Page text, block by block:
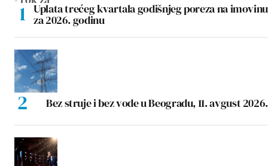
Uplata trećeg kvartala godišnjeg poreza na imovinu
za 2026. godinu
Bez struje i bez vode u Beogradu, 11. avgust 2026.